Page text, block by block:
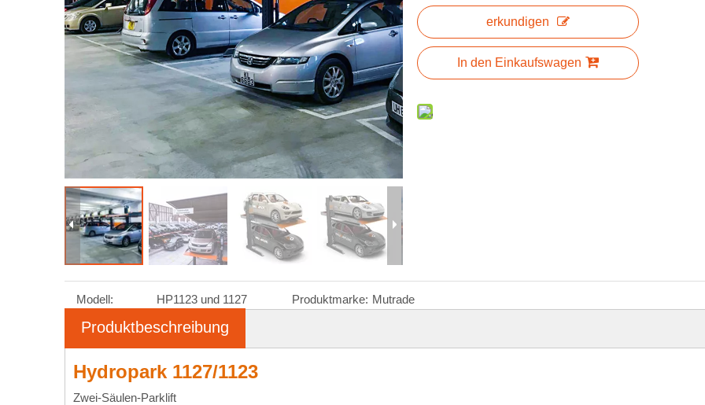
erkundigen
In den Einkaufswagen
Modell: HP1123 und 1127 Produktmarke: Mutrade
Produktbeschreibung
Hydropark 1127/1123
Zwei-Säulen-Parklift